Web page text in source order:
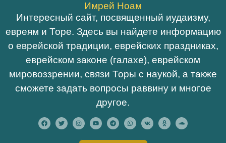
Имрей Ноам
Интересный сайт, посвященный иудаизму,
евреям и Торе. Здесь вы найдете информацию
о еврейской традиции, еврейских праздниках,
еврейском законе (галахе), еврейском
мировоззрении, связи Торы с наукой, а также
сможете задать вопросы раввину и многое
другое.